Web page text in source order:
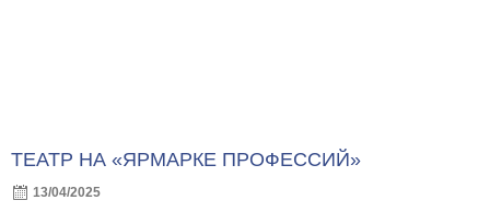
ТЕАТР НА «ЯРМАРКЕ ПРОФЕССИЙ»
13/04/2025